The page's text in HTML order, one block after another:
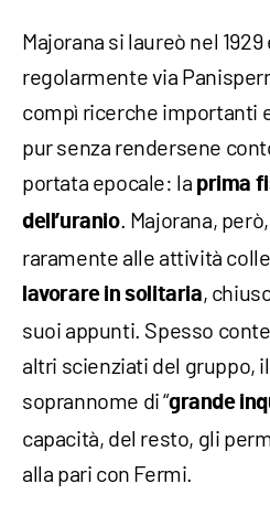
Majorana si laureò nel
regolarmente via
compì ricerche importanti
pur senza rendersene
portata epocale: la prima
dell’uranio. Majorana,
raramente alle attività
lavorare in solitaria,
suoi appunti. Spesso
altri scienziati del gruppo,
soprannome di “grande
capacità, del resto, gli
alla pari con Fermi.